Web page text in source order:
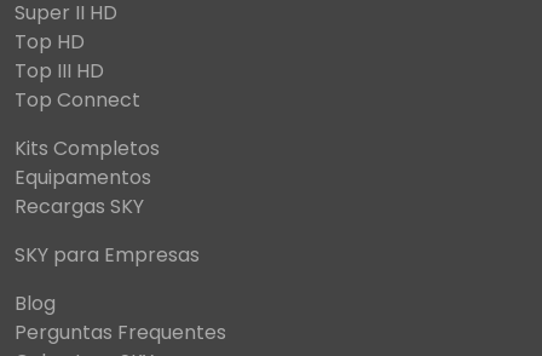
Super II HD
Top HD
Top III HD
Top Connect
Kits Completos
Equipamentos
Recargas SKY
SKY para Empresas
Blog
Perguntas Frequentes